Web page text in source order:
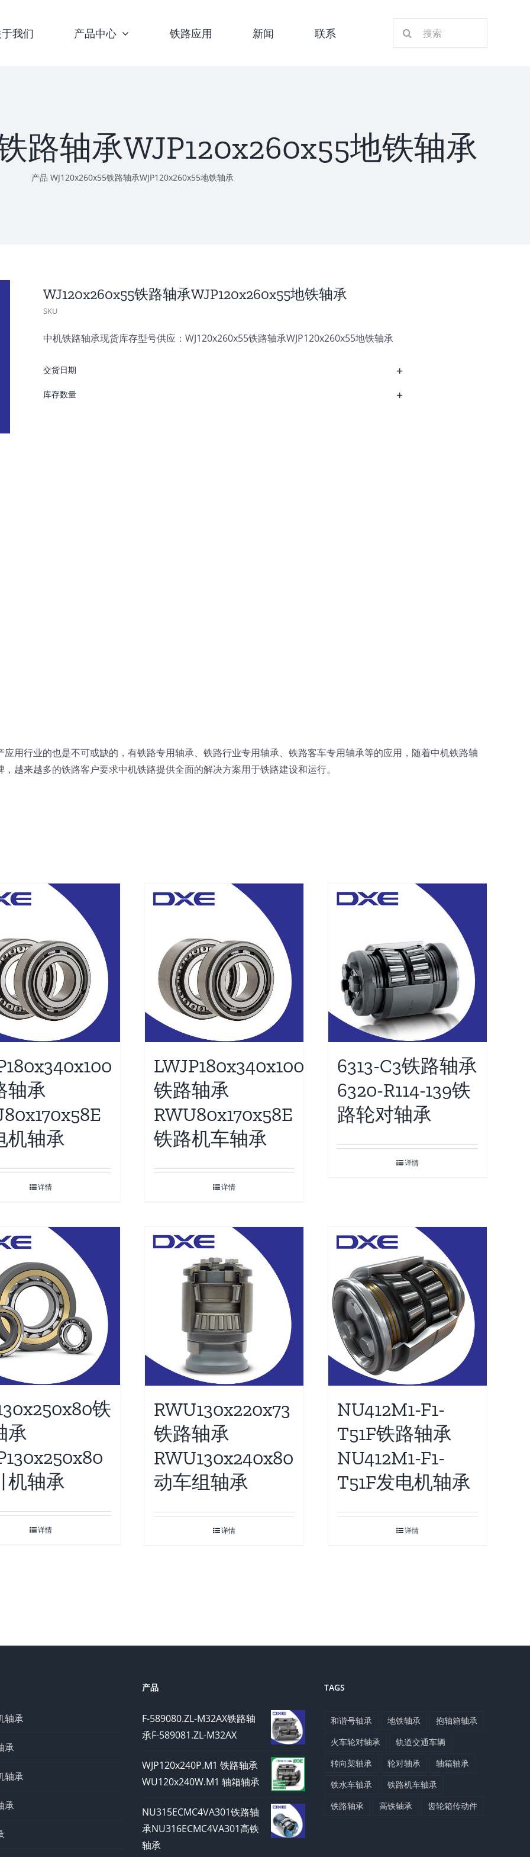
我们 产品中心 铁路应用 新闻 联系
路轴承WJP120x260x55地铁轴承
产品 WJ120x260x55铁路轴承WJP120x260x55地铁轴承
WJ120x260x55铁路轴承WJP120x260x55地铁轴承
SKU
中机铁路轴承现货库存型号供应：WJ120x260x55铁路轴承WJP120x260x55地铁轴承
交货日期
库存数量
用行业的也是不可或缺的，有铁路专用轴承、铁路行业专用轴承、铁路客车专用轴承等的应用，随着中机铁路轴
越来越多的铁路客户要求中机铁路提供全面的解决方案用于铁路建设和运行。
轴承
机轴承
详情
LWJP180x340x100
铁路轴承
RWU80x170x58E
铁路机车轴承
详情
6313-C3铁路轴承
6320-R114-139铁
路轮对轴承
详情
铁
承
机轴承
详情
RWU130x220x73
铁路轴承
RWU130x240x80
动车组轴承
详情
NU412M1-F1-
T51F铁路轴承
NU412M1-F1-
T51F发电机轴承
详情
轴承
承
轴承
承
产品
F-589080.ZL-M32AX铁路轴
承F-589081.ZL-M32AX
WJP120x240P.M1 铁路轴承
WU120x240W.M1 轴箱轴承
NU315ECMC4VA301铁路轴
承NU316ECMC4VA301高铁
轴承
TAGS
和谐号轴承 地铁轴承
抱轴箱轴承
火车轮对轴承
轨道交通车辆
转向架轴承
轮对轴承
轴箱轴承
铁水车轴承
铁路机车轴承
铁路轴承
高铁轴承 齿轮箱传动件